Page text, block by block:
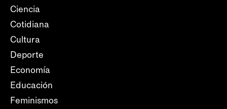
Ciencia
Cotidiana
Cultura
Deporte
Economía
Educación
Feminismos